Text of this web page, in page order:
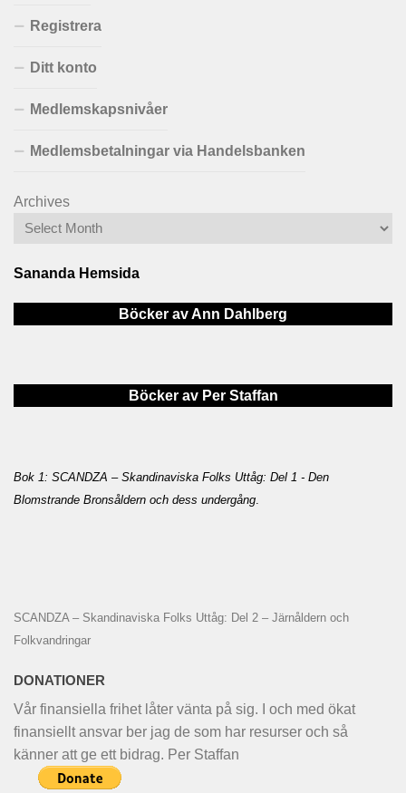
Registrera
Ditt konto
Medlemskapsnivåer
Medlemsbetalningar via Handelsbanken
Archives
Sananda Hemsida
Böcker av Ann Dahlberg
Böcker av Per Staffan
Bok 1: SCANDZA – Skandinaviska Folks Uttåg: Del 1 - Den
Blomstrande Bronsåldern och dess undergång.
SCANDZA – Skandinaviska Folks Uttåg: Del 2 – Järnåldern och
Folkvandringar
DONATIONER
Vår finansiella frihet låter vänta på sig. I och med ökat
finansiellt ansvar ber jag de som har resurser och så
känner att ge ett bidrag. Per Staffan